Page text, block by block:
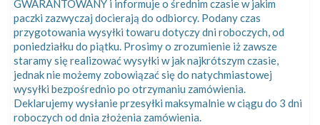
GWARANTOWANY i informuje o średnim czasie w jakim
paczki zazwyczaj docierają do odbiorcy. Podany czas
przygotowania wysyłki towaru dotyczy dni roboczych, od
poniedziałku do piątku. Prosimy o zrozumienie iż zawsze
staramy się realizować wysyłki w jak najkrótszym czasie,
jednak nie możemy zobowiązać się do natychmiastowej
wysyłki bezpośrednio po otrzymaniu zamówienia.
Deklarujemy wysłanie przesyłki maksymalnie w ciągu do 3 dni
roboczych od dnia złożenia zamówienia.